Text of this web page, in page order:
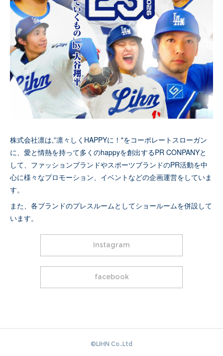
株式会社凛は,‟凛々しくHAPPYに！"をコーポレートスローガン
に、愛と情熱を持って多くのhappyを創出するPR CONPANYと
して、ファッションブランドやスポーツブランドのPR活動を中
心に様々なプロモーション、イベントなどの企画運営をしていま
す。
また、各ブランドのプレスルームとしてショールームを併設して
います。
Instagram
facebook
©️LIHN Co.,Ltd